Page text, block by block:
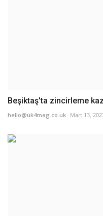
Beşiktaş'ta zincirleme
hello@uk4mag.co.uk Mart 13,